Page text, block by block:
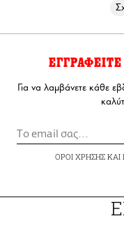
Για να λαμβάνετε κάθε
ΟΡΟΙ ΧΡΗΣΗΣΚΑΙ